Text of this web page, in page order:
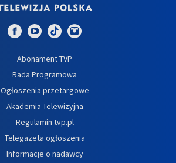
Abonament TVP
Rada Programowa
Ogłoszenia przetargowe
Akademia Telewizyjna
Regulamin tvp.pl
Telegazeta ogłoszenia
Informacje o nadawcy